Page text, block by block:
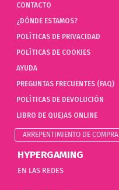
CONTACTO
¿DÓNDE ESTAMOS?
POLÍTICAS DE PRIVACIDAD
POLÍTICAS DE COOKIES
AYUDA
PREGUNTAS FRECUENTES (FAQ)
POLÍTICAS DE DEVOLUCIÓN
LIBRO DE QUEJAS ONLINE
ARREPENTIMIENTO DE COMPRA
HYPERGAMING
EN LAS REDES